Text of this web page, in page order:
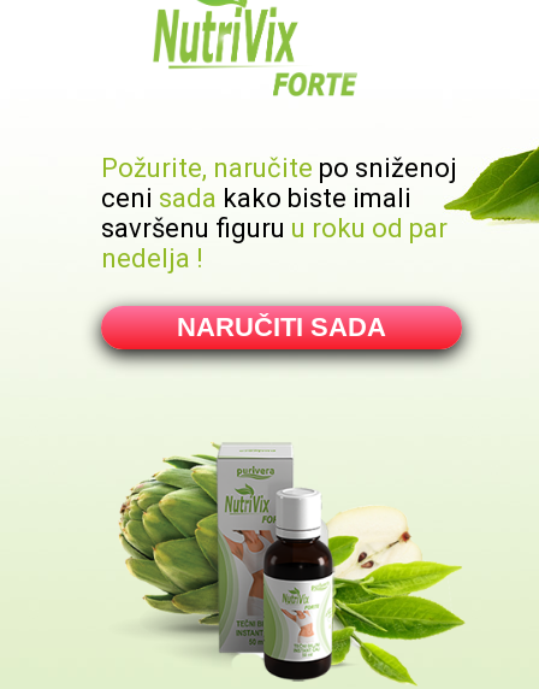
Požurite, naručite po sniženoj
ceni sada kako biste imali
savršenu figuru u roku od par
nedelja !
NARUČITI SADA